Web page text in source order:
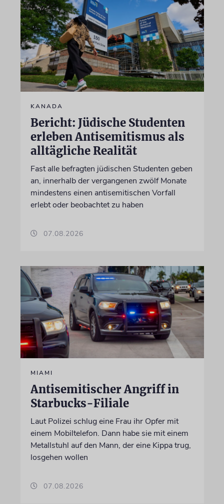
KANADA
Bericht: Jüdische Studenten
erleben Antisemitismus als
alltägliche Realität
Fast alle befragten jüdischen Studenten geben
an, innerhalb der vergangenen zwölf Monate
mindestens einen antisemitischen Vorfall
erlebt oder beobachtet zu haben
07.08.2026
MIAMI
Antisemitischer Angriff in
Starbucks-Filiale
Laut Polizei schlug eine Frau ihr Opfer mit
einem Mobiltelefon. Dann habe sie mit einem
Metallstuhl auf den Mann, der eine Kippa trug,
losgehen wollen
07.08.2026